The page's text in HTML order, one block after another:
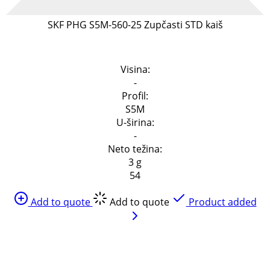
SKF PHG S5M-560-25 Zupčasti STD kaiš
Visina:
-
Profil:
S5M
U-širina:
-
Neto težina:
3 g
54
Add to quote
Add to quote Product added